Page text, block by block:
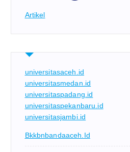
Artikel
universitasaceh.id
universitasmedan.id
universitaspadang.id
universitaspekanbaru.id
universitasjambi.id
Bkkbnbandaaceh.id